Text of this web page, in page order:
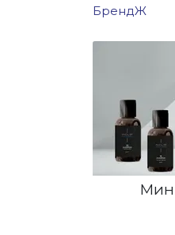
БрендЖ